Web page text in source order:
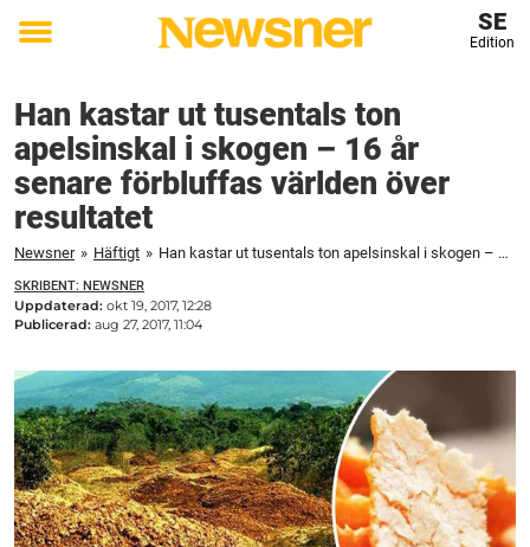
Toggle
SE
Edition
Han kastar ut tusentals ton
apelsinskal i skogen – 16 år
senare förbluffas världen över
resultatet
Newsner » Häftigt » Han kastar ut tusentals ton apelsinskal i skogen – 16 år senare förbluffas världen över resultatet
SKRIBENT: NEWSNER
Uppdaterad: okt 19, 2017, 12:28
Publicerad: aug 27, 2017, 11:04